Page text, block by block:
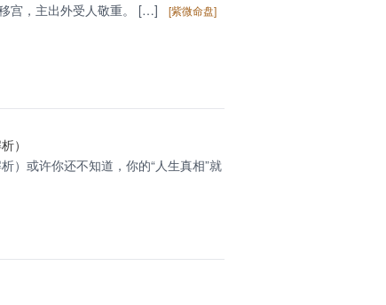
宫，主出外受人敬重。 […]
[紫微命盘]
）
）或许你还不知道，你的“人生真相”就